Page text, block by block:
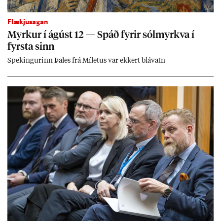
Flækjusagan
Myrk­ur í ág­úst 12 — Spáð fyr­ir sól­myrkva í
fyrsta sinn
Spek­ing­ur­inn Þa­les frá Míletus var ekk­ert blá­vatn